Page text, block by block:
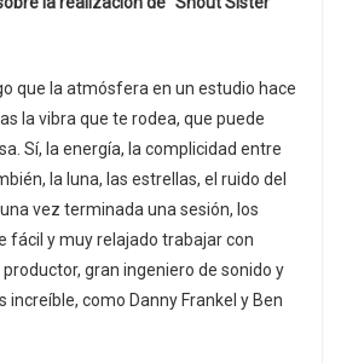
que la atmósfera en un estudio hace
la vibra que te rodea, que puede
Sí, la energía, la complicidad entre
la luna, las estrellas, el ruido del
vez terminada una sesión, los
fácil y muy relajado trabajar con
productor, gran ingeniero de sonido y
increíble, como Danny Frankel y Ben